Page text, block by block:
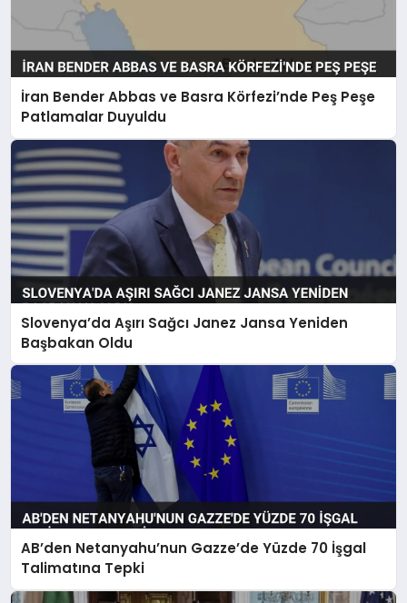
İran Bender Abbas ve Basra Körfezi’nde Peş Peşe
Patlamalar Duyuldu
Slovenya’da Aşırı Sağcı Janez Jansa Yeniden
Başbakan Oldu
AB’den Netanyahu’nun Gazze’de Yüzde 70 İşgal
Talimatına Tepki